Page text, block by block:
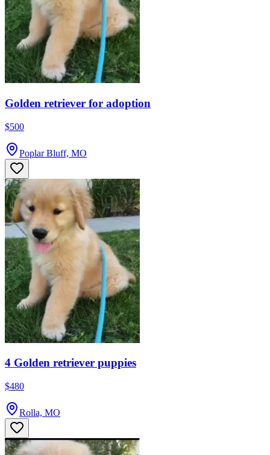
Golden retriever for adoption
$500
Poplar Bluff, MO
4 Golden retriever puppies
$480
Rolla, MO